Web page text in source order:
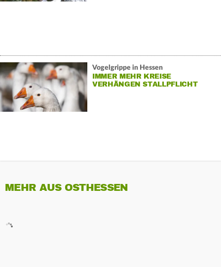
Vogelgrippe in Hessen
IMMER MEHR KREISE
VERHÄNGEN STALLPFLICHT
MEHR AUS OSTHESSEN